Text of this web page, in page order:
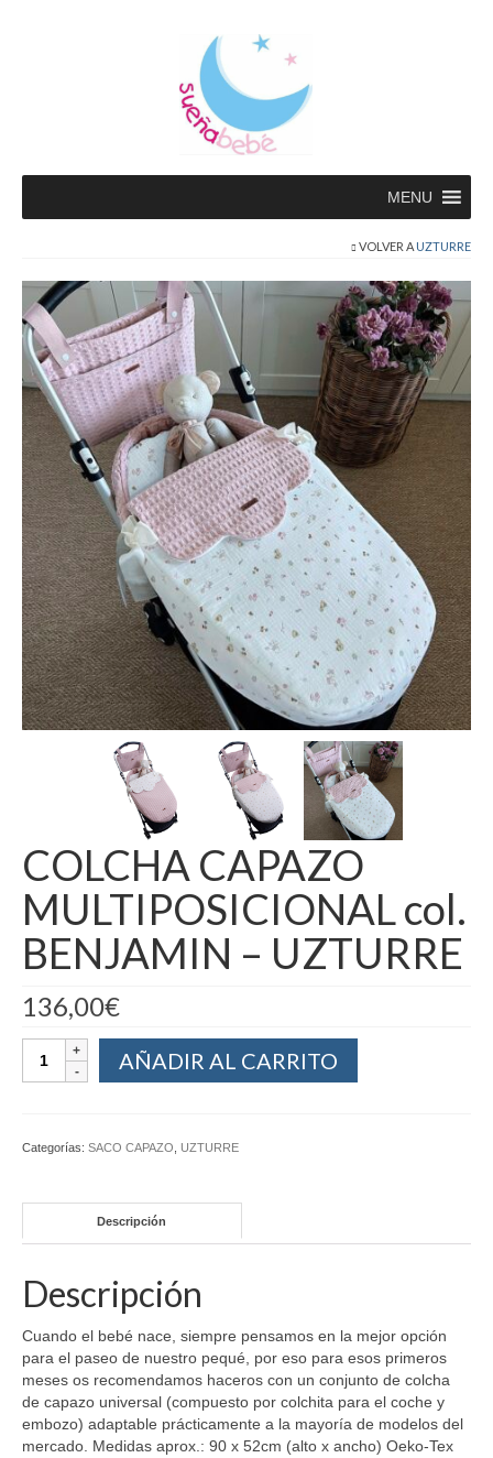
MENU
VOLVER A UZTURRE
COLCHA CAPAZO
MULTIPOSICIONAL col.
BENJAMIN – UZTURRE
136,00€
AÑADIR AL CARRITO
Categorías: SACO CAPAZO UZTURRE
Descripción
Descripción
Cuando el bebé nace, siempre pensamos en la mejor opción
para el paseo de nuestro pequé, por eso para esos primeros
meses os recomendamos haceros con un conjunto de colcha
de capazo universal (compuesto por colchita para el coche y
embozo) adaptable prácticamente a la mayoría de modelos del
mercado. Medidas aprox.: 90 x 52cm (alto x ancho) Oeko-Tex